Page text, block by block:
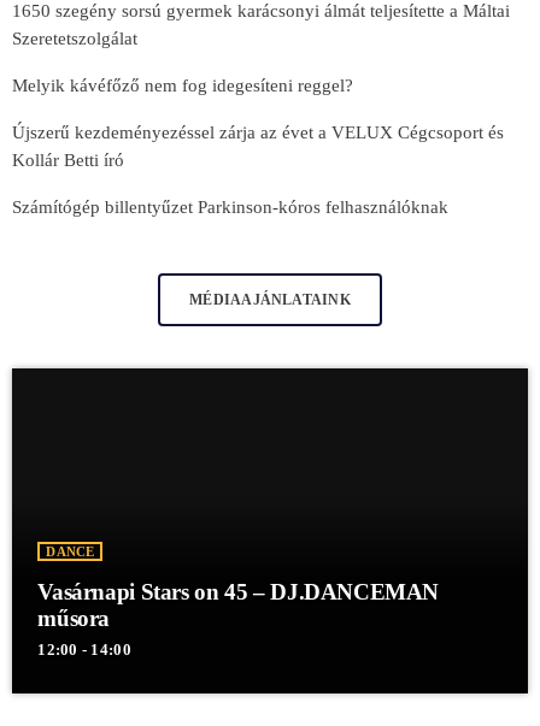
1650 szegény sorsú gyermek karácsonyi álmát teljesítette a Máltai
Szeretetszolgálat
Melyik kávéfőző nem fog idegesíteni reggel?
Újszerű kezdeményezéssel zárja az évet a VELUX Cégcsoport és
Kollár Betti író
Számítógép billentyűzet Parkinson-kóros felhasználóknak
MÉDIAAJÁNLATAINK
DANCE
Vasárnapi Stars on 45 – DJ.DANCEMAN
műsora
12:00 - 14:00